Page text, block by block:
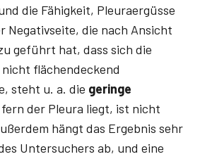
die Fähigkeit, Pleuraergüsse
Negativseite, die nach Ansicht
geführt hat, dass sich die
flächendeckend
steht u. a. die geringe
fern der Pleura liegt, ist nicht
hängt das Ergebnis sehr
Untersuchers ab, und eine